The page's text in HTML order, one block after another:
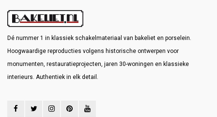
Dé nummer 1 in klassiek schakelmateriaal van bakeliet en porselein.
Hoogwaardige reproducties volgens historische ontwerpen voor
monumenten, restauratieprojecten, jaren 30-woningen en klassieke
interieurs. Authentiek in elk detail.